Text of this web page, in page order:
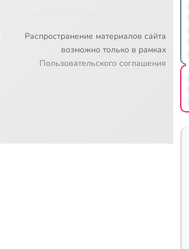
Распространение материалов сайта
возможно только в рамках
Пользовательского соглашения